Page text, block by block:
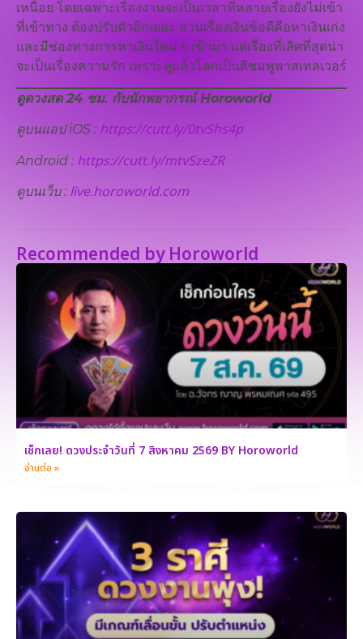
เหนื่อย โดยเฉพาะเรื่องงานจะเป็นเวลาที่หลายเรื่องยังไม่เข้า
ที่เข้าทาง ต้องปรับตัวอีกเยอะ ส่วนเรื่องเงินข้อดีคือหาเงินเก่ง
และมีช่องทางการหาเงินใหม่ ๆ เข้ามา แต่เรื่องที่เลิศที่สุดน่า
จะเป็นเรื่องความรัก เพราะดูแล้วโลกเป็นสีชมพูพาสเทลเวอร์
ดูดวงสด 24 ชม. กับนักพยากรณ์ Horoworld
ดูบนแอปiOS : https://cutt.ly/0tvShs4p
Android : https://cutt.ly/mtvSzeZR
ดูบนเว็บ​ : live.horoworld.com
Recommended by Horoworld
เช็กเลย! ดวงประจำวันที่ 7 สิงหาคม 2569 BY Horoworld
อ่านต่อ »